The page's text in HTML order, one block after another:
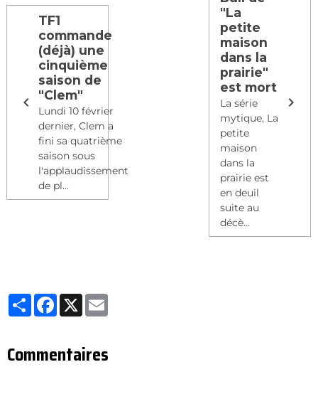
TF1
commande
(déjà) une
cinquième
saison de
"Clem"
Lundi 10 février
dernier, Clem a
fini sa quatrième
saison sous
l'applaudissement
de pl...
"La
petite
maison
dans la
prairie"
est mort
La série
mytique, La
petite
maison
dans la
prairie est
en deuil
suite au
décè...
Partager
Facebook
X
Commentaires